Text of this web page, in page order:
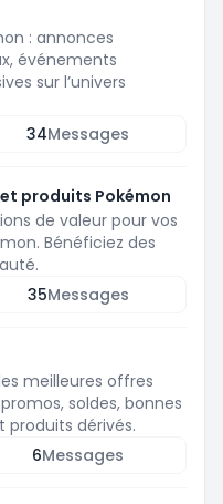
: annonces
événements
sur l’univers
34Messages
produits Pokémon
de valeur pour vos
Bénéficiez des
35Messages
meilleures offres
soldes, bonnes
produits dérivés.
6Messages